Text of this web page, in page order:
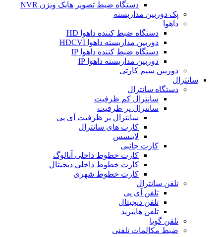
دستگاه ضبط تصویر هایک ویژن NVR
پک دوربین مداربسته
داهوا
دستگاه ضبط کننده داهوا HD
دوربین مداربسته داهوا HDCVI
دستگاه ضبط کننده داهوا IP
دوربین مداربسته داهوا IP
دوربین سیم کارتی
سانترال
دستگاه سانترال
سانترال کم ظرفیت
سانترال پر ظرفیت
سانترال پر ظرفیت آی پی
کارت های سانترال
لاینسس
کارت جانبی
کارت خطوط داخلی آنالوگ
کارت خطوط داخلی دیجیتال
کارت خطوط شهری
تلفن سانترال
تلفن آی پی
تلفن دیجیتال
تلفن هایبرید
تلفن گویا
ضبط مکالمات تلفنی